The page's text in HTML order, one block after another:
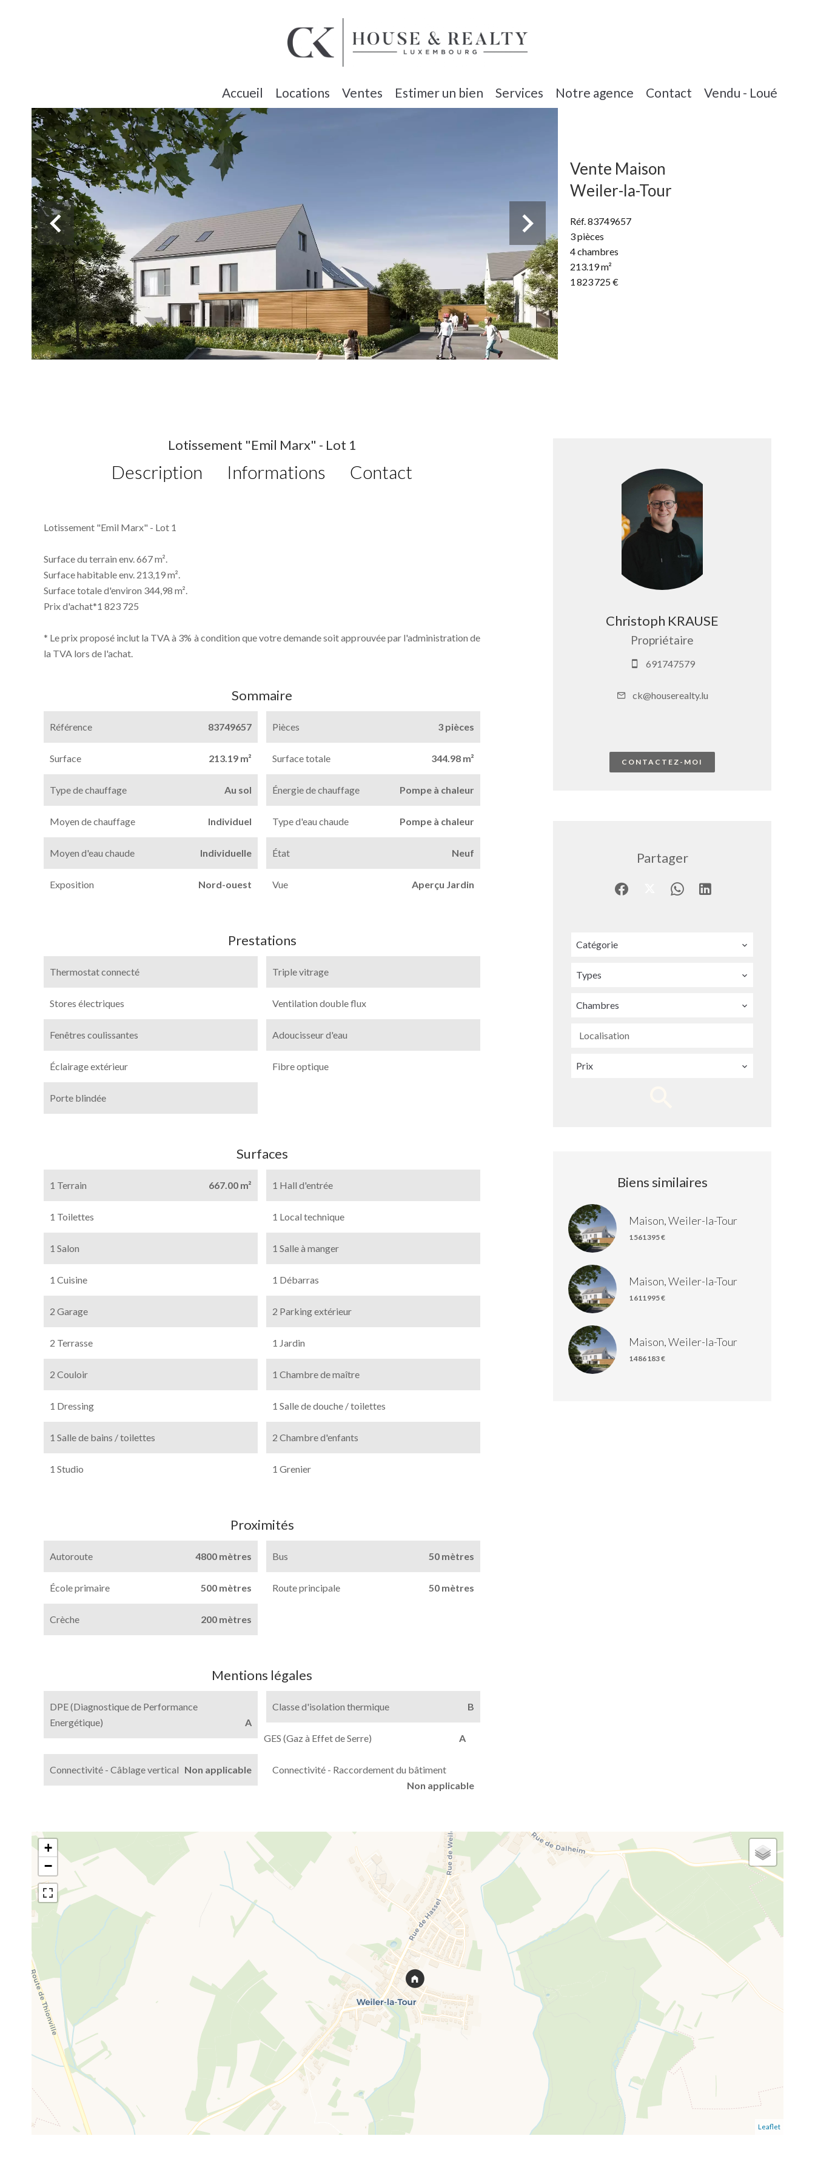
Accueil Locations Ventes Estimer un bien Services Notre agence Contact Vendu - Loué
Vente Maison
Weiler-la-Tour
Réf. 83749657
3 pièces
4 chambres
213.19 m²
1 823 725 €
Lotissement "Emil Marx" - Lot 1
Description Informations Contact
Lotissement "Emil Marx" - Lot 1
Surface du terrain env. 667 m².
Surface habitable env. 213,19 m².
Surface totale d'environ 344,98 m².
Prix d'achat*1 823 725
* Le prix proposé inclut la TVA à 3% à condition que votre demande soit approuvée par l'administration de
la TVA lors de l'achat.
Sommaire
Référence 83749657 Pièces 3 pièces
Surface 213.19 m² Surface totale 344.98 m²
Type de chauffage Au sol Énergie de chauffage Pompe à chaleur
Moyen de chauffage Individuel Type d'eau chaude Pompe à chaleur
Moyen d'eau chaude Individuelle État Neuf
Exposition Nord-ouest Vue Aperçu Jardin
Prestations
Thermostat connecté Triple vitrage
Stores électriques Ventilation double flux
Fenêtres coulissantes Adoucisseur d'eau
Éclairage extérieur Fibre optique
Porte blindée
Surfaces
1 Terrain 667.00 m² 1 Hall d'entrée
1 Toilettes 1 Local technique
1 Salon 1 Salle à manger
1 Cuisine 1 Débarras
2 Garage 2 Parking extérieur
2 Terrasse 1 Jardin
2 Couloir 1 Chambre de maître
1 Dressing 1 Salle de douche / toilettes
1 Salle de bains / toilettes 2 Chambre d'enfants
1 Studio 1 Grenier
Proximités
Autoroute 4800 mètres Bus 50 mètres
École primaire 500 mètres Route principale 50 mètres
Crèche 200 mètres
Mentions légales
DPE (Diagnostique de Performance
Energétique)
A
Classe d'isolation thermique B
GES (Gaz à Effet de Serre) A
Connectivité - Raccordement du bâtiment
Non applicable
Connectivité - Câblage vertical Non applicable
Christoph KRAUSE
Propriétaire
691747579
ck@houserealty.lu
CONTACTEZ-MOI
Partager
Catégorie
Types
Chambres
Localisation
Prix
Biens similaires
Maison, Weiler-la-Tour
1 561 395 €
Maison, Weiler-la-Tour
1 611 995 €
Maison, Weiler-la-Tour
1 486 183 €
+
−
Leaflet